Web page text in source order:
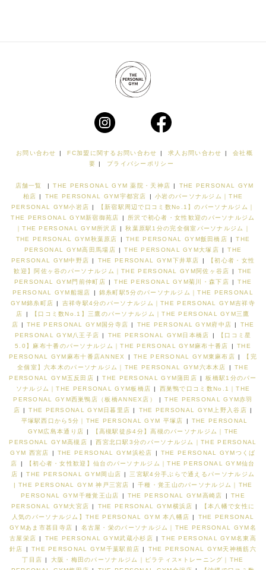
お問い合わせ | FC加盟に関するお問い合わせ | 求人お問い合わせ |
会社概
要 | プライバシーポリシー
店舗一覧 | THE PERSONAL GYM 薬院・天神店 |
THE PERSONAL GYM
柏店 | THE PERSONAL GYM宇都宮店 |
小岩のパーソナルジム｜THE
PERSONAL GYM小岩店 |
【新宿駅周辺で口コミ数No.1】のパーソナルジム｜
THE PERSONAL GYM新宿御苑店
|
所沢で初心者・女性歓迎のパーソナルジム
｜THE PERSONAL GYM所沢店 |
秋葉原駅1分の完全個室パーソナルジム｜
THE PERSONAL GYM秋葉原店
| THE PERSONAL GYM飯田橋店 |
THE
PERSONAL GYM高田馬場店 | THE PERSONAL GYM大塚店 |
THE
PERSONAL GYM中野店 | THE PERSONAL GYM下井草店 |
【初心者・女性
歓迎】阿佐ヶ谷のパーソナルジム｜THE PERSONAL GYM阿佐ヶ谷店 |
THE
PERSONAL GYM門前仲町店 | THE PERSONAL GYM菊川・森下店 |
THE
PERSONAL GYM船堀店
|
錦糸町駅5分のパーソナルジム｜THE PERSONAL
GYM錦糸町店 |
吉祥寺駅4分のパーソナルジム｜THE PERSONAL GYM吉祥寺
店
|
【口コミ数No.1】三鷹のパーソナルジム｜THE PERSONAL GYM三鷹
店 | THE PERSONAL GYM国分寺店 | THE PERSONAL GYM府中店 |
THE
PERSONAL GYM八王子店 | THE PERSONAL GYM日本橋店 |
【口コミ星
5.0】麻布十番のパーソナルジム｜THE PERSONAL GYM麻布十番店
|
THE
PERSONAL GYM麻布十番店ANNEX
| THE PERSONAL GYM東麻布店 |
【完
全個室】六本木のパーソナルジム｜THE PERSONAL GYM六本木店
|
THE
PERSONAL GYM五反田店 | THE PERSONAL GYM蒲田店 |
板橋駅1分のパー
ソナルジム｜THE PERSONAL GYM板橋店 |
西巣鴨で口コミ数No.1｜THE
PERSONAL GYM西巣鴨店（板橋ANNEX店）
|
THE PERSONAL GYM赤羽
店 | THE PERSONAL GYM日暮里店 | THE PERSONAL GYM上野入谷店 |
平塚駅西口から5分｜THE PERSONAL GYM 平塚店
|
THE PERSONAL
GYM広島本通り店 |
【高槻駅徒歩4分】高槻のパーソナルジム｜THE
PERSONAL GYM高槻店 |
西宮北口駅3分のパーソナルジム｜THE PERSONAL
GYM 西宮店
| THE PERSONAL GYM浜松店 |
THE PERSONAL GYMつくば
店
|
【初心者・女性歓迎】仙台のパーソナルジム｜THE PERSONAL GYM仙台
店 | THE PERSONAL GYM岡山店 |
三宮駅4分手ぶらで通えるパーソナルジム
| THE PERSONAL GYM 神戸三宮店
|
千種・覚王山のパーソナルジム｜THE
PERSONAL GYM千種覚王山店
| THE PERSONAL GYM高崎店 |
THE
PERSONAL GYM大宮店 | THE PERSONAL GYM横浜店 |
【本八幡で女性に
人気のパーソナルジム】THE PERSONAL GYM 本八幡店 |
THE PERSONAL
GYMあま市甚目寺店 |
名古屋・栄のパーソナルジム｜THE PERSONAL GYM名
古屋栄店 | THE PERSONAL GYM武蔵小杉店 |
THE PERSONAL GYM名東高
針店
| THE PERSONAL GYM千葉駅前店 |
THE PERSONAL GYM天神橋筋六
丁目店 |
大阪・梅田のパーソナルジム｜ピラティス×トレーニング｜THE